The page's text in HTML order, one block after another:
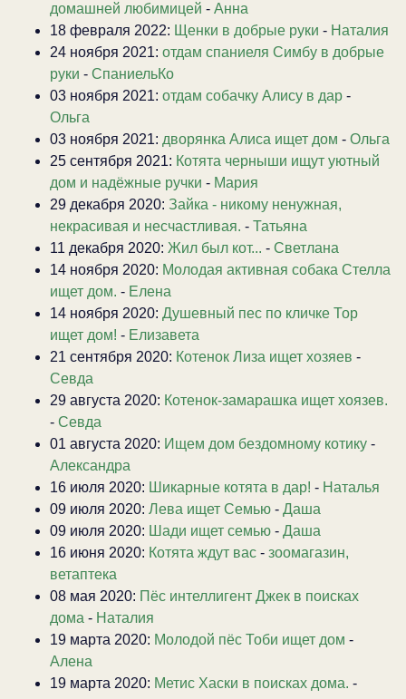
домашней любимицей - Анна
18 февраля 2022: Щенки в добрые руки - Наталия
24 ноября 2021: отдам спаниеля Симбу в добрые
руки - СпаниельКо
03 ноября 2021: отдам собачку Алису в дар -
Ольга
03 ноября 2021: дворянка Алиса ищет дом - Ольга
25 сентября 2021: Котята черныши ищут уютный
дом и надёжные ручки - Мария
29 декабря 2020: Зайка - никому ненужная,
некрасивая и несчастливая. - Татьяна
11 декабря 2020: Жил был кот... - Светлана
14 ноября 2020: Молодая активная собака Стелла
ищет дом. - Елена
14 ноября 2020: Душевный пес по кличке Тор
ищет дом! - Елизавета
21 сентября 2020: Котенок Лиза ищет хозяев -
Севда
29 августа 2020: Котенок-замарашка ищет хоязев.
- Севда
01 августа 2020: Ищем дом бездомному котику -
Александра
16 июля 2020: Шикарные котята в дар! - Наталья
09 июля 2020: Лева ищет Семью - Даша
09 июля 2020: Шади ищет семью - Даша
16 июня 2020: Котята ждут вас - зоомагазин,
ветаптека
08 мая 2020: Пёс интеллигент Джек в поисках
дома - Наталия
19 марта 2020: Молодой пёс Тоби ищет дом -
Алена
19 марта 2020: Метис Хаски в поисках дома. -